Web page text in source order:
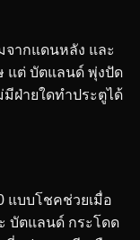
จากแดนหลัง และ
แต่ บัตแลนด์ พุ่งปัด
มีฝ่ายใดทำประตูได้
แบบโชคช่วยเมื่อ
บัตแลนด์ กระโดด